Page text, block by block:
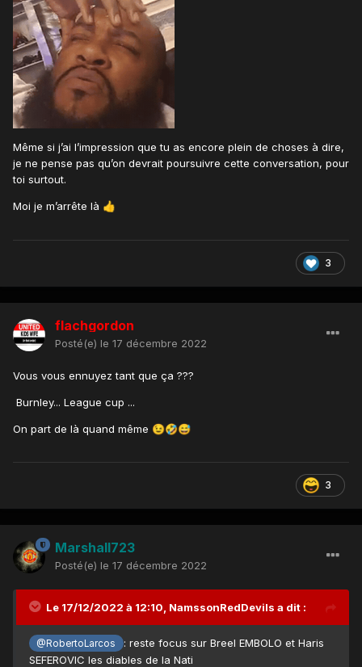
Même si j’ai l’impression que tu as encore plein de choses à dire,
je ne pense pas qu’on devrait poursuivre cette conversation, pour
toi surtout.
Moi je m’arrête là 👍
3
flachgordon
Posté(e) le 17 décembre 2022
Vous vous ennuyez tant que ça ???
Burnley... League cup ...
On part de là quand même 😉🤣😅
3
Marshall723
Posté(e) le 17 décembre 2022
Le 17/12/2022 à 12:10, NamssonRedDevils a dit :
@RobertoLarcos
: reste focus sur Breel EMBOLO et Haris
SEFEROVIC les diables de la Nati